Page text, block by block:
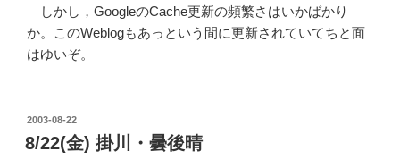
しかし，GoogleのCache更新の頻繁さはいかばかり
か。このWeblogもあっという間に更新されていてちと面
はゆいぞ。
POSTED
ON
2003-08-22
8/22(金) 掛川・曇後晴